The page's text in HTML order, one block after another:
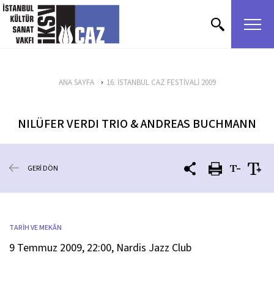
içeriği atla
ANA SAYFA 16. İSTANBUL CAZ FESTİVALİ 2009
NILÜFER VERDI TRIO & ANDREAS BUCHMANN
GERİ DÖN
TARİH VE MEKÂN
9 Temmuz 2009, 22:00, Nardis Jazz Club